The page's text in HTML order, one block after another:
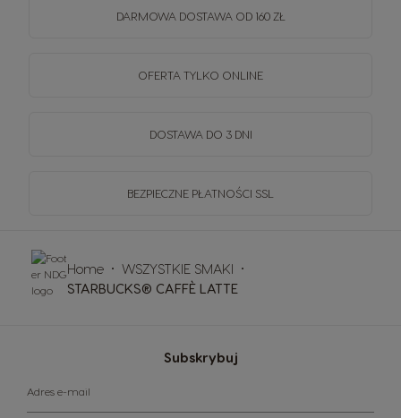
DARMOWA DOSTAWA OD 160 ZŁ
OFERTA TYLKO ONLINE
DOSTAWA DO 3 DNI
BEZPIECZNE PŁATNOŚCI SSL
Subskrybuj
Adres e-mail
Home
WSZYSTKIE SMAKI
STARBUCKS® CAFFÈ LATTE